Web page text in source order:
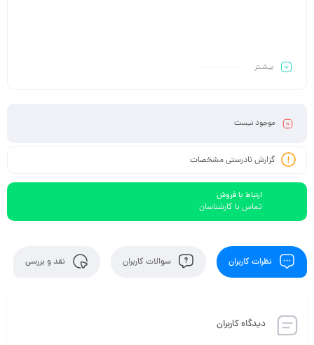
بیشـتر
موجود نیست
گزارش نادرستی مشخصات
ارتباط با فروش
تماس با کارشناسان
نظرات کاربران سوالات کاربران نقد و بررسی
دیدگاه کاربران